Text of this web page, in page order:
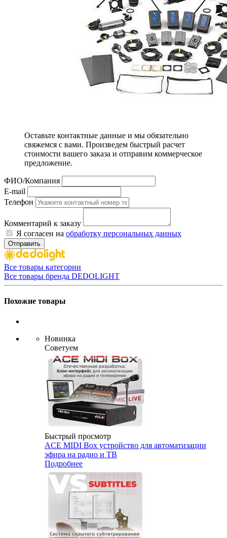
Оставьте контактные данные и мы обязательно
свяжемся с вами. Произведем быстрый расчет
стоимости вашего заказа и отправим коммерческое
предложение.
ФИО/Компания
E-mail
Телефон
Комментарий к заказу
Я согласен на обработку персональных данных
Отправить
Все товары категории
Все товары бренда DEDOLIGHT
Похожие товары
Новинка
Советуем
Быстрый просмотр
ACE MIDI Box устройство для автоматизации
эфира на радио и ТВ
Подробнее